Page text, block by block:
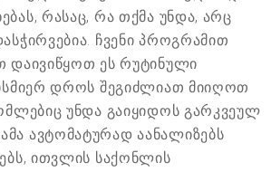
რასაც, რა თქმა უნდა, არც
ჩვენი პროგრამით
დაივიწყოთ ეს რუტინული
დროს შეგიძლიათ მიიღოთ
უნდა გაიყიდოს გარკვეულ
ავტომატურად აანალიზებს
ითვლის საქონლის